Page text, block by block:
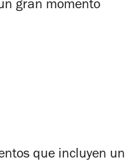
gran momento
que incluyen un